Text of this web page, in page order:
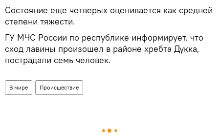
Состояние еще четверых оценивается как средней
степени тяжести.
ГУ МЧС России по республике информирует, что
сход лавины произошел в районе хребта Дукка,
пострадали семь человек.
В мире Происшествие